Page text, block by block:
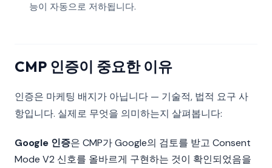
능이 자동으로 저하됩니다.
CMP 인증이 중요한 이유
인증은 마케팅 배지가 아닙니다 — 기술적, 법적 요구 사
항입니다. 실제로 무엇을 의미하는지 살펴봅니다:
Google 인증은 CMP가 Google의 검토를 받고 Consent
Mode V2 신호를 올바르게 구현하는 것이 확인되었음을